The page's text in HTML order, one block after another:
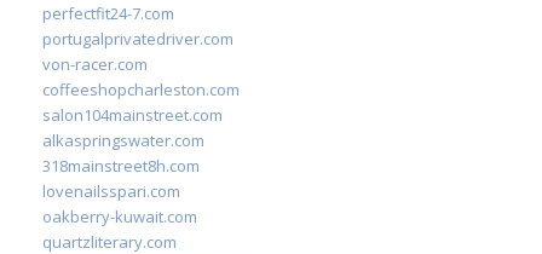
perfectfit24-7.com
portugalprivatedriver.com
von-racer.com
coffeeshopcharleston.com
salon104mainstreet.com
alkaspringswater.com
318mainstreet8h.com
lovenailsspari.com
oakberry-kuwait.com
quartzliterary.com